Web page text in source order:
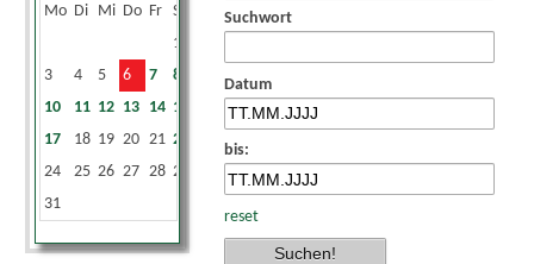
Mo Di Mi Do Fr Sa
1
3
4 5 6 7 8
10
11 12 13 14 15
17
18 19 20 21 22
24
25 26 27 28 29
31
Suchwort
Datum
bis:
reset